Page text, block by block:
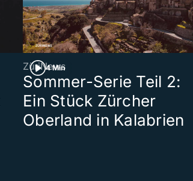
4 Min
ZüriNews
Sommer-Serie Teil 2:
Ein Stück Zürcher
Oberland in Kalabrien